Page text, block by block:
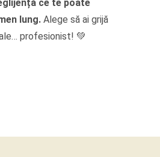
ce te poate
lung. Alege să ai grijă
profesionist! 💚